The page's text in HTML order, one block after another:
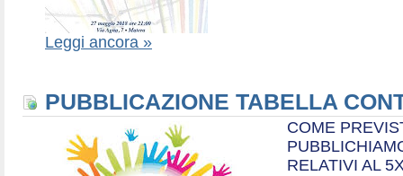
Leggi ancora »
PUBBLICAZIONE TABELLA
COME
RELATIVI AL